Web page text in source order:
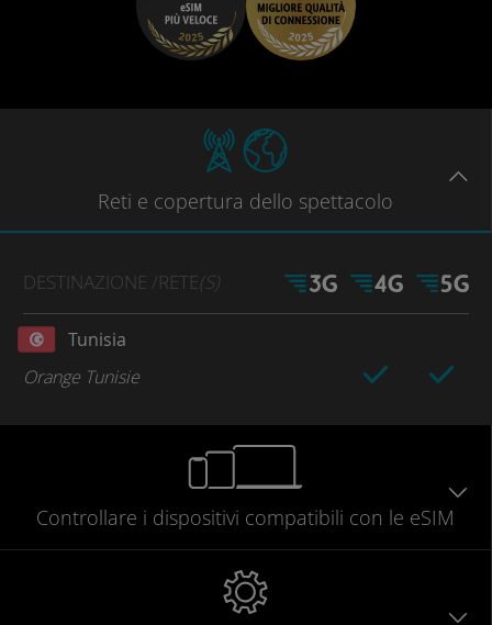
Reti e copertura dello spettacolo
DESTINAZIONE /RETE(S)
Tunisia
Orange Tunisie
Controllare i dispositivi compatibili con le eSIM